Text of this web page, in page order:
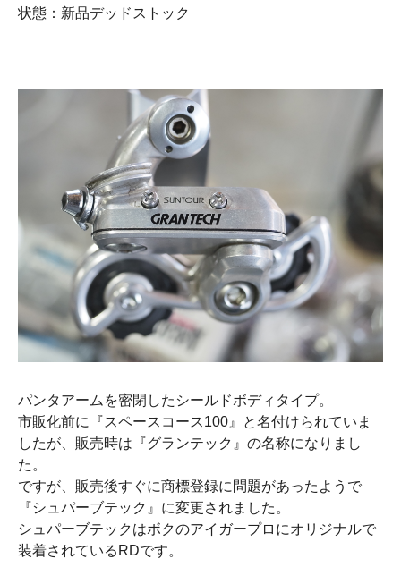
状態：新品デッドストック
パンタアームを密閉したシールドボディタイプ。
市販化前に『スペースコース100』と名付けられていま
したが、販売時は『グランテック』の名称になりまし
た。
ですが、販売後すぐに商標登録に問題があったようで
『シュパーブテック』に変更されました。
シュパーブテックはボクのアイガープロにオリジナルで
装着されているRDです。